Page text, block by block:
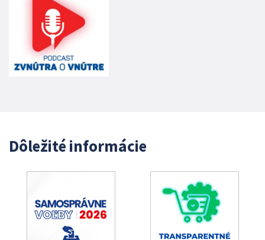
Dôležité informácie